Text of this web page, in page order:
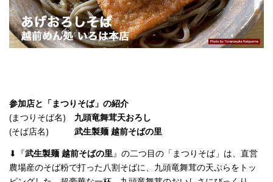
参加店と「まつりそば」の紹介
(まつりそば名) 九頭竜舞茸天おろし
(そば店名) 武生製麺 越前そばの里
⬇︎『武生製麺 越前そばの里』の二つ目の「まつりそば」は、直営
農場産のそば粉で打った八割そばに、九頭竜舞茸の天ぷらをトッ